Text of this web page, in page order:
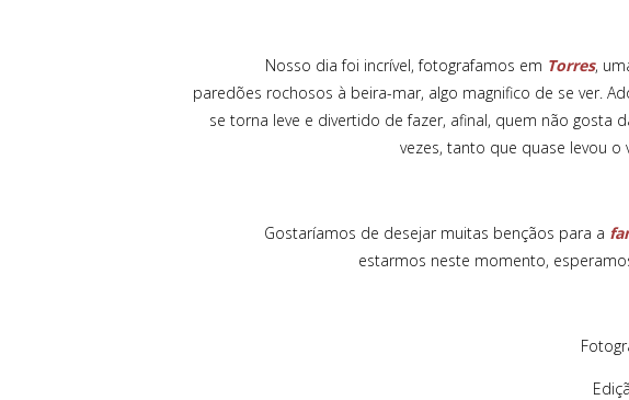
Nosso dia foi incrível, fotografamos em Torres,
paredões rochosos à beira-mar, algo magnifico de se ver.
se torna leve e divertido de fazer, afinal, quem não
vezes, tanto que quase levou
Gostaríamos de desejar muitas bençãos para a
estarmos neste momento,